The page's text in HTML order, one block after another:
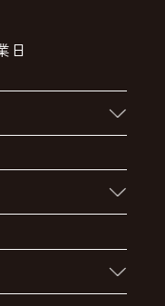
日